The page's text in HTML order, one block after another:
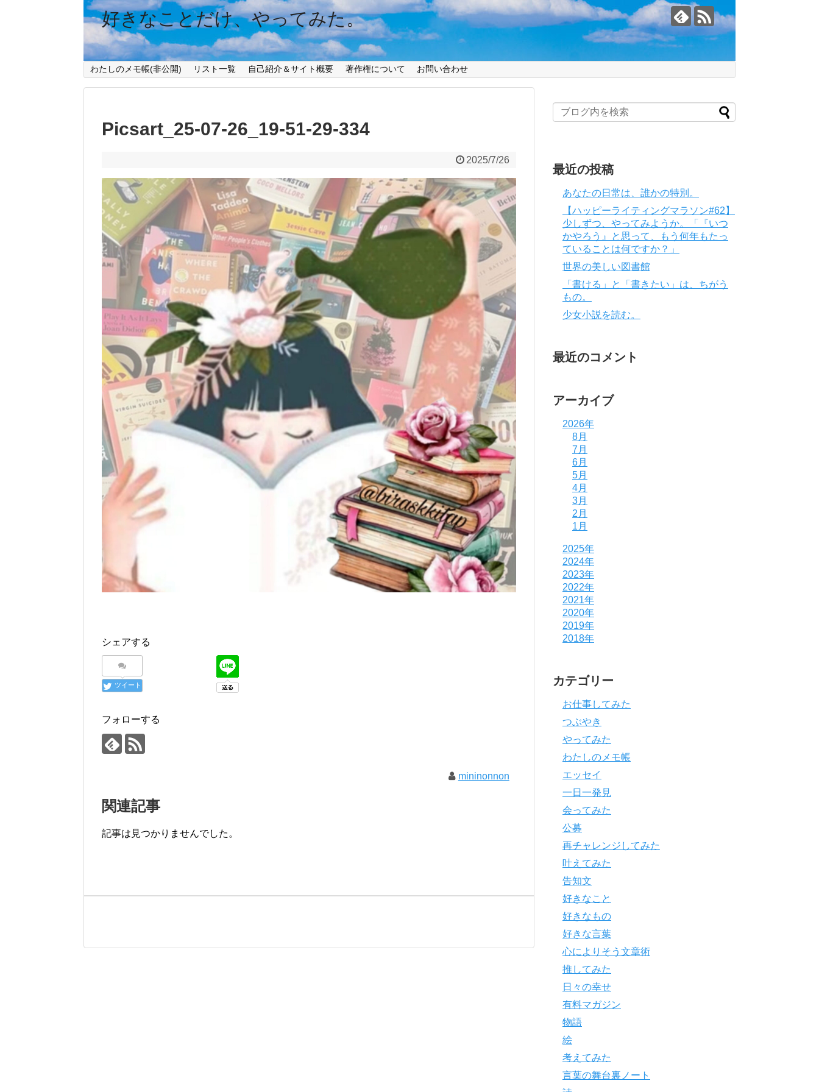
好きなことだけ、やってみた。
わたしのメモ帳(非公開) リスト一覧 自己紹介＆サイト概要 著作権について お問い合わせ
Picsart_25-07-26_19-51-29-334
2025/7/26
シェアする
ツイート
フォローする
mininonnon
関連記事
記事は見つかりませんでした。
最近の投稿
あなたの日常は、誰かの特別。
【ハッピーライティングマラソン#62】
少しずつ、やってみようか。「『いつ
かやろう』と思って、もう何年もたっ
ていることは何ですか？」
世界の美しい図書館
「書ける」と「書きたい」は、ちがう
もの。
少女小説を読む。
最近のコメント
アーカイブ
2026年
8月
7月
6月
5月
4月
3月
2月
1月
2025年
2024年
2023年
2022年
2021年
2020年
2019年
2018年
カテゴリー
お仕事してみた
つぶやき
やってみた
わたしのメモ帳
エッセイ
一日一発見
会ってみた
公募
再チャレンジしてみた
叶えてみた
告知文
好きなこと
好きなもの
好きな言葉
心によりそう文章術
推してみた
日々の幸せ
有料マガジン
物語
絵
考えてみた
言葉の舞台裏ノート